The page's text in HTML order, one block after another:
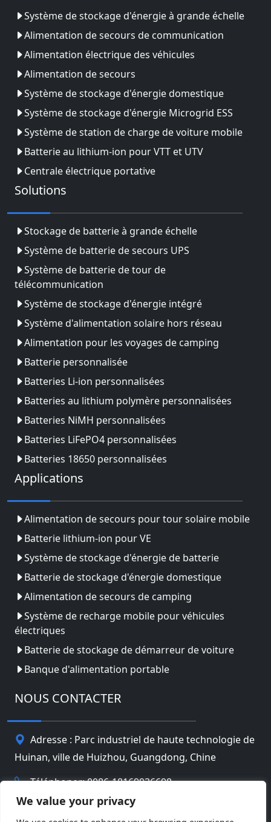
We value your privacy
Système de stockage d'énergie à grande échelle
Alimentation de secours de communication
Alimentation électrique des véhicules
Alimentation de secours
Système de stockage d'énergie domestique
Système de stockage d'énergie Microgrid ESS
Système de station de charge de voiture mobile
Batterie au lithium-ion pour VTT et UTV
Centrale électrique portative
Solutions
Stockage de batterie à grande échelle
Système de batterie de secours UPS
Système de batterie de tour de
télécommunication
Système de stockage d'énergie intégré
Système d'alimentation solaire hors réseau
Alimentation pour les voyages de camping
Batterie personnalisée
Batteries Li-ion personnalisées
Batteries au lithium polymère personnalisées
Batteries NiMH personnalisées
Batteries LiFePO4 personnalisées
Batteries 18650 personnalisées
Applications
Alimentation de secours pour tour solaire mobile
Batterie lithium-ion pour VE
Système de stockage d'énergie de batterie
Batterie de stockage d'énergie domestique
Alimentation de secours de camping
Système de recharge mobile pour véhicules
électriques
Batterie de stockage de démarreur de voiture
Banque d'alimentation portable
NOUS CONTACTER
Adresse : Parc industriel de haute technologie de
Huinan, ville de Huizhou, Guangdong, Chine
Téléphoner: 0086-18169936698
info@jbbatterychina.com